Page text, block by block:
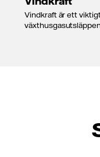
Vindkraft är ett